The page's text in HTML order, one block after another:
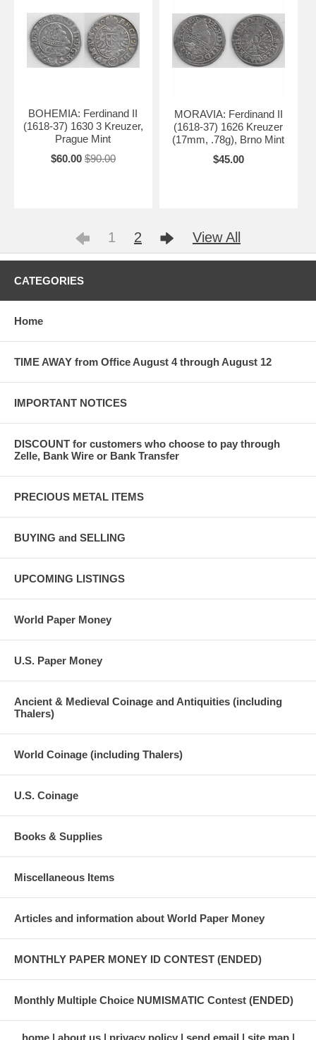
BOHEMIA: Ferdinand II
(1618-37) 1630 3 Kreuzer,
Prague Mint
$60.00 $90.00
MORAVIA: Ferdinand II
(1618-37) 1626 Kreuzer
(17mm, .78g), Brno Mint
$45.00
1 2 View All
CATEGORIES
Home
TIME AWAY from Office August 4 through August 12
IMPORTANT NOTICES
DISCOUNT for customers who choose to pay through
Zelle, Bank Wire or Bank Transfer
PRECIOUS METAL ITEMS
BUYING and SELLING
UPCOMING LISTINGS
World Paper Money
U.S. Paper Money
Ancient & Medieval Coinage and Antiquities (including
Thalers)
World Coinage (including Thalers)
U.S. Coinage
Books & Supplies
Miscellaneous Items
Articles and information about World Paper Money
MONTHLY PAPER MONEY ID CONTEST (ENDED)
Monthly Multiple Choice NUMISMATIC Contest (ENDED)
home about us privacy policy send email site map